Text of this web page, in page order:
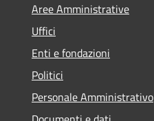
Aree Amministrative
Uffici
Enti e fondazioni
Politici
Personale Amministrativo